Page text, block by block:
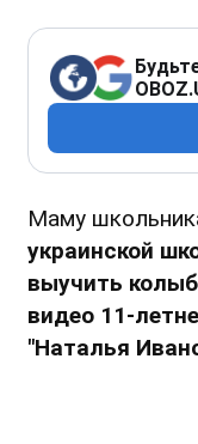
Маму
украинской
выучить
видео 11-
"Наталья